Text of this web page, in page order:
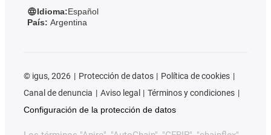
Idioma:Español
País: Argentina
© igus, 2026 Protección de datos
Política de cookies
Canal de denuncia
Aviso legal
Términos y condiciones
Configuración de la protección de datos